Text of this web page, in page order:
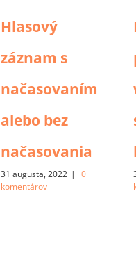
Hlasový
záznam s
načasovaním
alebo bez
načasovania
31 augusta, 2022 |
0
komentárov